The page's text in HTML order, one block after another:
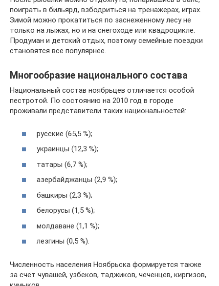
поиграть в бильярд, взбодриться на тренажерах, играх.
Зимой можно прокатиться по заснеженному лесу не
только на лыжах, но и на снегоходе или квадроцикле.
Продуман и детский отдых, поэтому семейные поездки
становятся все популярнее.
Многообразие национального состава
Национальный состав ноябрьцев отличается особой
пестротой. По состоянию на 2010 год в городе
проживали представители таких национальностей:
русские (65,5 %);
украинцы (12,3 %);
татары (6,7 %);
азербайджанцы (2,9 %);
башкиры (2,3 %);
белорусы (1,5 %);
молдаване (1,1 %);
лезгины (0,5 %).
Численность населения Ноябрьска формируется также
за счет чувашей, узбеков, таджиков, чеченцев, киргизов,